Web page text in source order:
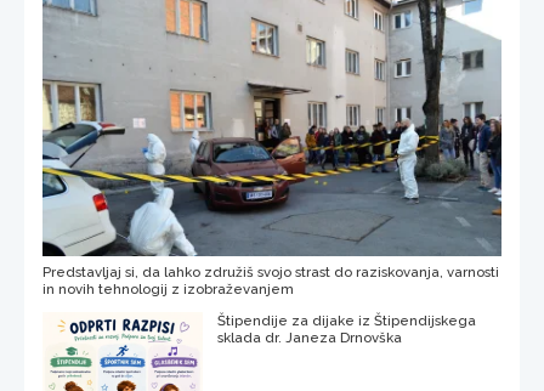
Predstavljaj si, da lahko združiš svojo strast do raziskovanja, varnosti
in novih tehnologij z izobraževanjem
Štipendije za dijake iz Štipendijskega
sklada dr. Janeza Drnovška